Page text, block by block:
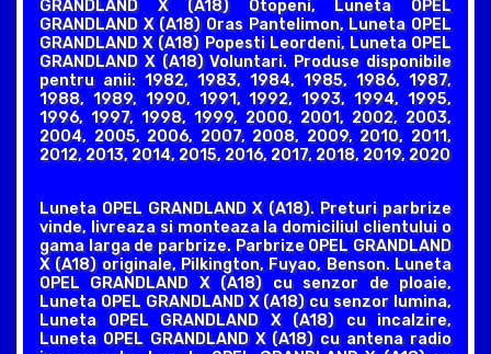
GRANDLAND X (A18) Otopeni, Luneta OPEL
GRANDLAND X (A18) Oras Pantelimon, Luneta OPEL
GRANDLAND X (A18) Popesti Leordeni, Luneta OPEL
GRANDLAND X (A18) Voluntari. Produse disponibile
pentru anii: 1982, 1983, 1984, 1985, 1986, 1987,
1988, 1989, 1990, 1991, 1992, 1993, 1994, 1995,
1996, 1997, 1998, 1999, 2000, 2001, 2002, 2003,
2004, 2005, 2006, 2007, 2008, 2009, 2010, 2011,
2012, 2013, 2014, 2015, 2016, 2017, 2018, 2019, 2020
Luneta OPEL GRANDLAND X (A18). Preturi parbrize
vinde, livreaza si monteaza la domiciliul clientului o
gama larga de parbrize. Parbrize OPEL GRANDLAND
X (A18) originale, Pilkington, Fuyao, Benson. Luneta
OPEL GRANDLAND X (A18) cu senzor de ploaie,
Luneta OPEL GRANDLAND X (A18) cu senzor lumina,
Luneta OPEL GRANDLAND X (A18) cu incalzire,
Luneta OPEL GRANDLAND X (A18) cu antena radio